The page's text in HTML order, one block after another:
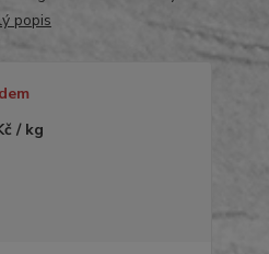
popis
/ kg